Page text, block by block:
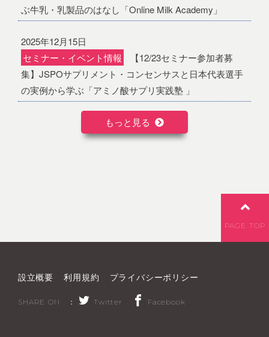
ぶ牛乳・乳製品のはなし「Online Milk Academy」
2025年12月15日
セミナー・イベント情報
【12/23セミナー参加者募
集】JSPOサプリメント・コンセンサスと日本代表選手
の実例から学ぶ「アミノ酸サプリ実践塾 」
もっと見る
PAGE TOP
設立概要 利用規約 プライバシーポリシー
SHARE ON ： Twitter Facebook